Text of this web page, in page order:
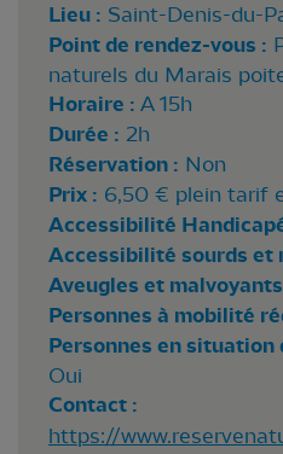
Lieu : Saint-Denis-du-
Point de rendez-vous :
naturels du Marais
Horaire : A 15h
Durée : 2h
Réservation : Non
Prix : 6,50 € plein tarif
Accessibilité
Accessibilité sourds et
Aveugles et
Personnes à mobilité
Personnes en situation
Oui
Contact :
https://